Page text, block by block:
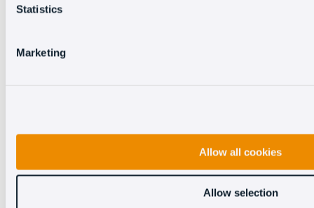
Statistics
Marketing
Allow all cookies
Allow selection
Descarga esta presentación: